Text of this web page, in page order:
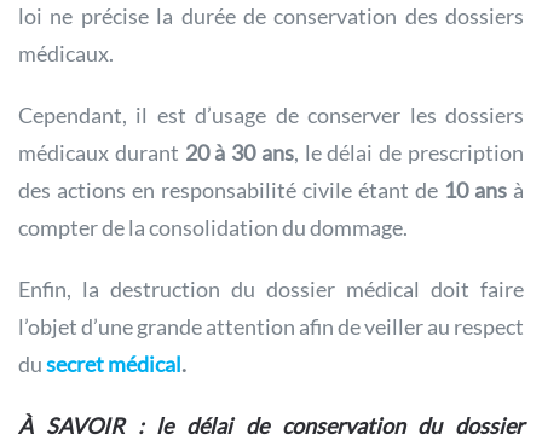
loi ne précise la durée de conservation des dossiers
médicaux.
Cependant, il est d’usage de conserver les dossiers
médicaux durant 20 à 30 ans, le délai de prescription
des actions en responsabilité civile étant de 10 ans à
compter de la consolidation du dommage.
Enfin, la destruction du dossier médical doit faire
l’objet d’une grande attention afin de veiller au respect
dusecret médical.
À SAVOIR : le délai de conservation du dossier